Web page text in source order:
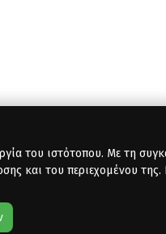
του ιστότοπου. Με τη
και του περιεχομένου